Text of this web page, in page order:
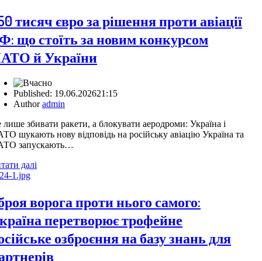
тисяч євро за рішення проти авіації
що стоїть за новим конкурсом
й України
Published: 19.06.202621:15
Authoradmin
збивати ракети, а блокувати аеродроми: Україна і
шукають нову відповідь на російську авіацію Україна та
запускають…
далі
ворога проти нього самого:
перетворює трофейне
озброєння на базу знань для